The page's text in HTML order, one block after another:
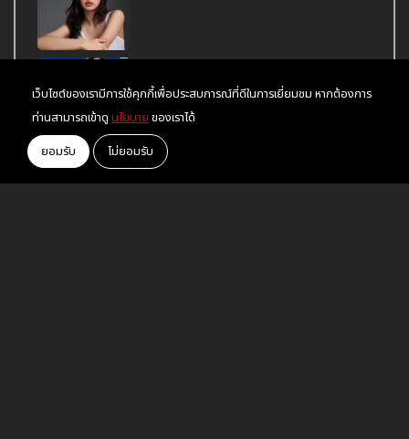
แฟนลูกครึ่ง จบรัก 5 ปี
ทุกด้อมรวมพลังโหวต "แมนสรวง" จาก
เว็บไซต์ของเรามีการใช้คุกกี้เพื่อประสบการณ์ที่ดีในการเยี่ยมชม หากต้องการ
ท่านสามารถเข้าดู นโยบายของเราได้
ยอมรับ
ไม่ยอมรับ